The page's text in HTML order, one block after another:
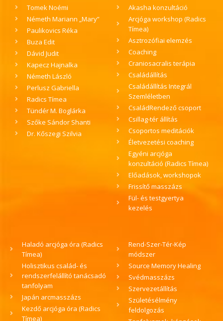
Tomek Noémi
Németh Mariann „Mary”
Paulikovics Réka
Buza Edit
Dávid Judit
Kapecz Hajnalka
Németh László
Perlusz Gabriella
Radics Tímea
Tündér M. Boglárka
Szőke Sándor Shanti
Dr. Kőszegi Szilvia
Akasha konzultáció
Arcjóga workshop (Radics
Tímea)
Asztrozófiai elemzés
Coaching
Craniosacralis terápia
Családállítás
Családállítás Integrál
Szemléletben
CsaládRendező csoport
Csillag-tér állítás
Csoportos meditációk
Életvezetési coaching
Egyéni arcjóga
konzultáció (Radics Tímea)
Előadások, workshopok
Frissítő masszázs
Fül- és testgyertya
kezelés
Haladó arcjóga óra (Radics
Tímea)
Holisztikus család- és
rendszerfelállító tanácsadó
tanfolyam
Japán arcmasszázs
Kezdő arcjóga óra (Radics
Tímea)
Rend-Szer-Tér-Kép
módszer
Source Memory Healing
Svédmasszázs
Szervezetállítás
Születésélmény
feldolgozás